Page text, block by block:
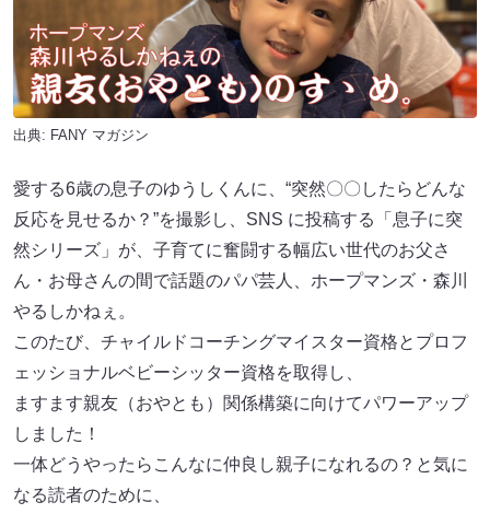
出典: FANY マガジン
愛する6歳の息子のゆうしくんに、“突然〇〇したらどんな
反応を見せるか？”を撮影し、SNS に投稿する「息子に突
然シリーズ」が、子育てに奮闘する幅広い世代のお父さ
ん・お母さんの間で話題のパパ芸人、ホープマンズ・森川
やるしかねぇ。
このたび、チャイルドコーチングマイスター資格とプロフ
ェッショナルベビーシッター資格を取得し、
ますます親友（おやとも）関係構築に向けてパワーアップ
しました！
一体どうやったらこんなに仲良し親子になれるの？と気に
なる読者のために、